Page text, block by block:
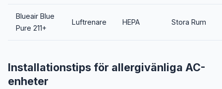
Blueair Blue
Pure 211+
Luftrenare HEPA Stora Rum
Installationstips för allergivänliga AC-
enheter